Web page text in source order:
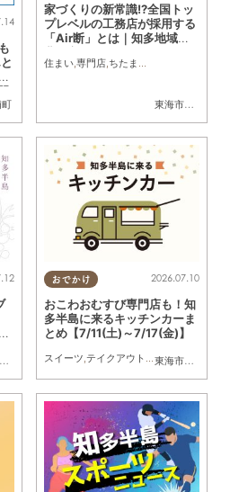
東海市
,大府市
家づくりの新常識!?全国トッ
プレベルの工務店が採用する
「Air断」とは｜知多地域・
広告
住まい,専門店,ちたまる広告
海市
大府市 東浦町 ,半田市,美浜町
まちネタ,季節ネタ
おでかけ
東海市
,大府市
2026.07.10
おこわおむすび専門店も！知
多半島に来るキッチンカーま
とめ【7/11(土)～7/17(金)】
スイーツ,テイクアウト ,キッチンカー